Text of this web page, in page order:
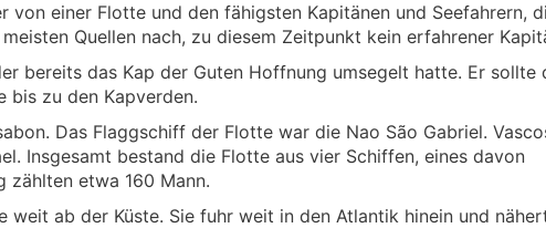
von einer Flotte und den fähigsten Kapitänen und Seefahrern,
Quellen nach, zu diesem Zeitpunkt kein erfahrener
bereits das Kap der Guten Hoffnung umsegelt hatte. Er sollte
bis zu den Kapverden.
Das Flaggschiff der Flotte war die Nao São Gabriel.
Insgesamt bestand die Flotte aus vier Schiffen, eines davon
zählten etwa 160 Mann.
ab der Küste. Sie fuhr weit in den Atlantik hinein und